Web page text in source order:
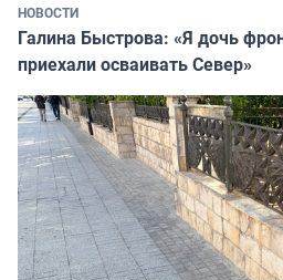
НОВОСТИ
Галина Быстрова: «Я дочь
приехали осваивать Север»